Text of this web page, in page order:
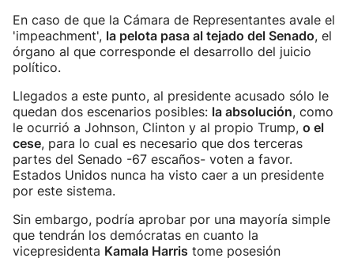
En caso de que la Cámara de Representantes avale el
'impeachment', la pelota pasa al tejado del Senado, el
órgano al que corresponde el desarrollo del juicio
político.
Llegados a este punto, al presidente acusado sólo le
quedan dos escenarios posibles: la absolución, como
le ocurrió a Johnson, Clinton y al propio Trump, o el
cese, para lo cual es necesario que dos terceras
partes del Senado -67 escaños- voten a favor.
Estados Unidos nunca ha visto caer a un presidente
por este sistema.
Sin embargo, podría aprobar por una mayoría simple
que tendrán los demócratas en cuanto la
vicepresidenta Kamala Harris tome posesión